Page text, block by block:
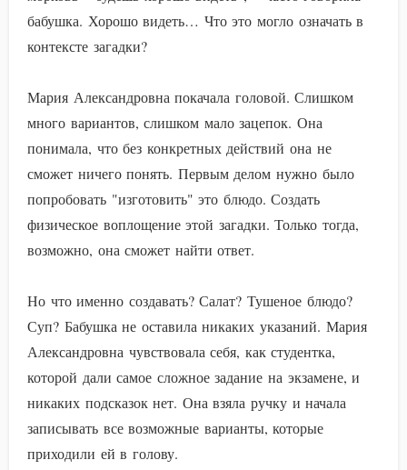
бабушка. Хорошо видеть… Что это могло означать в
контексте загадки?
Мария Александровна покачала головой. Слишком
много вариантов, слишком мало зацепок. Она
понимала, что без конкретных действий она не
сможет ничего понять. Первым делом нужно было
попробовать "изготовить" это блюдо. Создать
физическое воплощение этой загадки. Только тогда,
возможно, она сможет найти ответ.
Но что именно создавать? Салат? Тушеное блюдо?
Суп? Бабушка не оставила никаких указаний. Мария
Александровна чувствовала себя, как студентка,
которой дали самое сложное задание на экзамене, и
никаких подсказок нет. Она взяла ручку и начала
записывать все возможные варианты, которые
приходили ей в голову.